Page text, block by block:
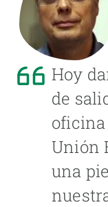
Hoy
de
Unión
una